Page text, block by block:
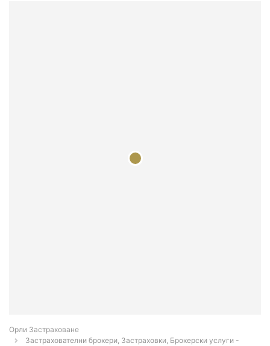
Орли Застраховане
Застрахователни брокери, Застраховки, Брокерски услуги -